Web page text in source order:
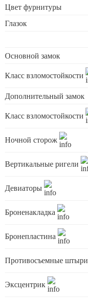
Цвет фурнитуры
Глазок
Основной замок
Класс взломостойкости
Дополнительный замок
Класс взломостойкости
Ночной сторож
Вертикальные ригели
Девиаторы
Броненакладка
Бронепластина
Противосъемные штыри
Эксцентрик